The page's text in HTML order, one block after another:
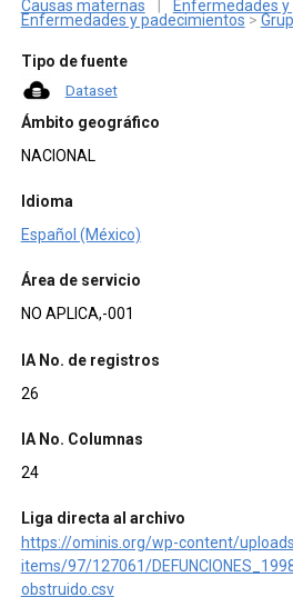
Causas maternas
Enfermedades
Enfermedades y padecimientos >
Tipo de fuente
Dataset
Ámbito geográfico
NACIONAL
Idioma
Español (México)
Área de servicio
NO APLICA,-001
IA No. de registros
26
IA No. Columnas
24
Liga directa al archivo
https://ominis.org/wp-content/
items/97/127061/
obstruido.csv